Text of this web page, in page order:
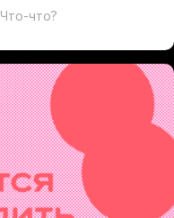
Что-что?